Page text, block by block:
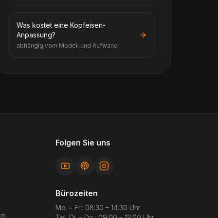
Was kostet eine Kopfeisen-
Anpassung?
abhängig vom Modell und Aufwand
Folgen Sie uns
Bürozeiten
Mo. – Fr.: 08:30 – 14:30 Uhr